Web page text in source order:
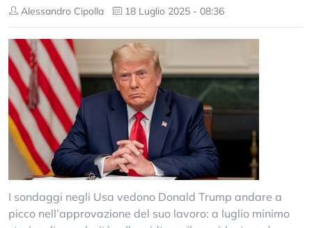
Alessandro Cipolla 18 Luglio 2025 - 08:36
I sondaggi negli Usa vedono Donald Trump andare a
picco nell’approvazione del suo lavoro: a luglio minimo